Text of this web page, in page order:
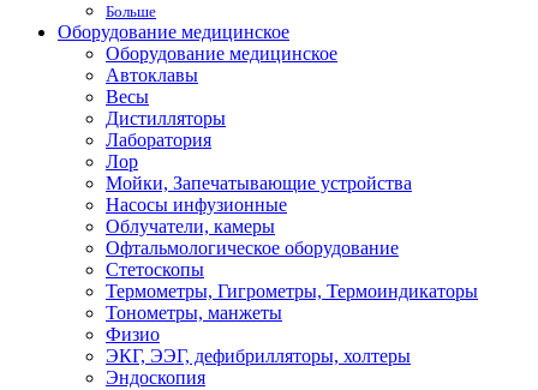
Больше
Оборудование медицинское
Оборудование медицинское
Автоклавы
Весы
Дистилляторы
Лаборатория
Лор
Мойки, Запечатывающие устройства
Насосы инфузионные
Облучатели, камеры
Офтальмологическое оборудование
Стетоскопы
Термометры, Гигрометры, Термоиндикаторы
Тонометры, манжеты
Физио
ЭКГ, ЭЭГ, дефибрилляторы, холтеры
Эндоскопия